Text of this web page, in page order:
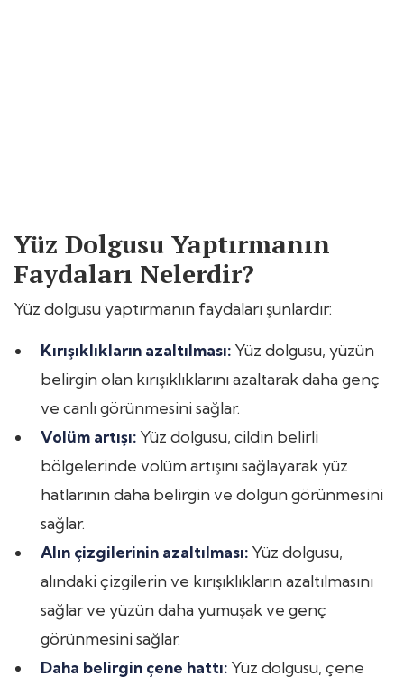
Yüz Dolgusu Yaptırmanın
Faydaları Nelerdir?
Yüz dolgusu yaptırmanın faydaları şunlardır:
Kırışıklıkların azaltılması: Yüz dolgusu, yüzün
belirgin olan kırışıklıklarını azaltarak daha genç
ve canlı görünmesini sağlar.
Volüm artışı: Yüz dolgusu, cildin belirli
bölgelerinde volüm artışını sağlayarak yüz
hatlarının daha belirgin ve dolgun görünmesini
sağlar.
Alın çizgilerinin azaltılması: Yüz dolgusu,
alındaki çizgilerin ve kırışıklıkların azaltılmasını
sağlar ve yüzün daha yumuşak ve genç
görünmesini sağlar.
Daha belirgin çene hattı: Yüz dolgusu, çene